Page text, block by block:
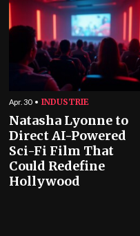
Apr. 30 INDUSTRIE
Natasha Lyonne to
Direct AI-Powered
Sci-Fi Film That
Could Redefine
Hollywood